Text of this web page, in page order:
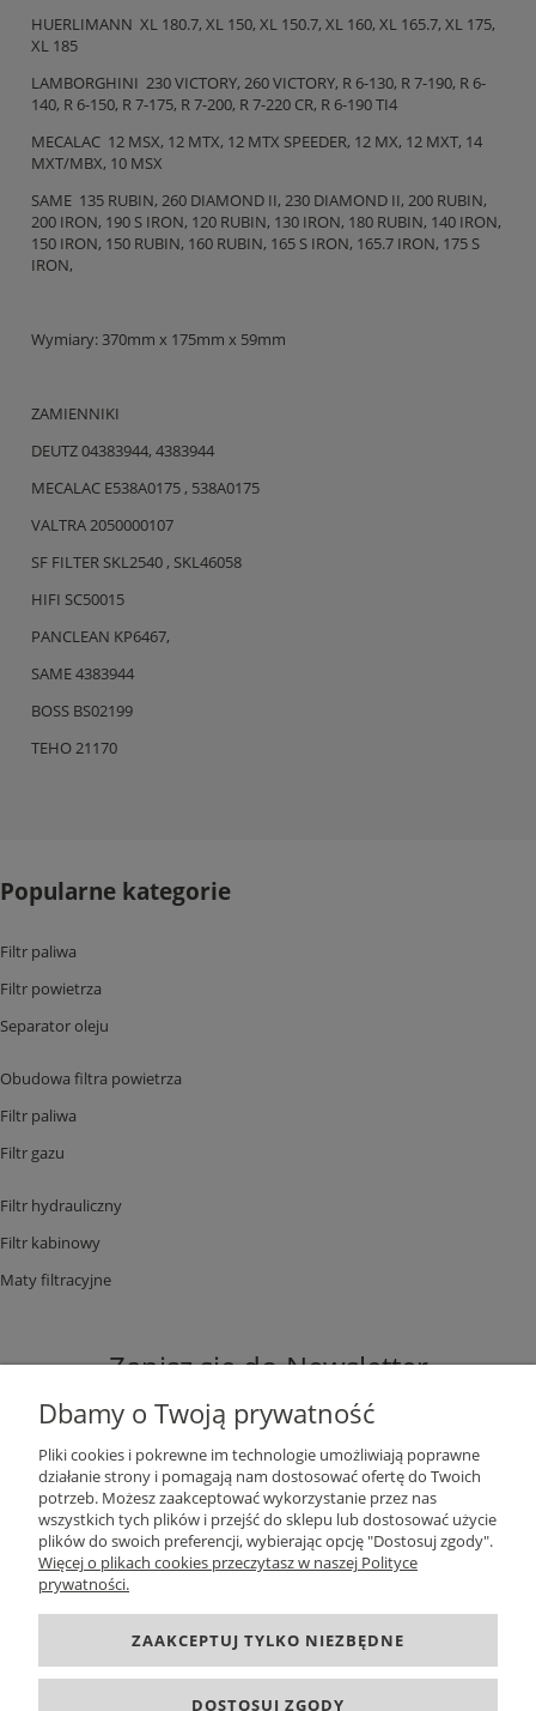
HUERLIMANN XL 180.7, XL 150, XL 150.7, XL 160, XL 165.7, XL 175,
XL 185
LAMBORGHINI 230 VICTORY, 260 VICTORY, R 6-130, R 7-190, R 6-
140, R 6-150, R 7-175, R 7-200, R 7-220 CR, R 6-190 TI4
MECALAC 12 MSX, 12 MTX, 12 MTX SPEEDER, 12 MX, 12 MXT, 14
MXT/MBX, 10 MSX
SAME 135 RUBIN, 260 DIAMOND II, 230 DIAMOND II, 200 RUBIN,
200 IRON, 190 S IRON, 120 RUBIN, 130 IRON, 180 RUBIN, 140 IRON,
150 IRON, 150 RUBIN, 160 RUBIN, 165 S IRON, 165.7 IRON, 175 S
IRON,
Wymiary: 370mm x 175mm x 59mm
ZAMIENNIKI
DEUTZ 04383944, 4383944
MECALAC E538A0175 , 538A0175
VALTRA 2050000107
SF FILTER SKL2540 , SKL46058
HIFI SC50015
PANCLEAN KP6467,
SAME 4383944
BOSS BS02199
TEHO 21170
Popularne kategorie
Filtr paliwa
Filtr powietrza
Separator oleju
Obudowa filtra powietrza
Filtr paliwa
Filtr gazu
Filtr hydrauliczny
Filtr kabinowy
Maty filtracyjne
Zapisz się do Newsletter
ZAPISZ SIĘ
Dbamy o Twoją prywatność
Pliki cookies i pokrewne im technologie umożliwiają poprawne
działanie strony i pomagają nam dostosować ofertę do Twoich
potrzeb. Możesz zaakceptować wykorzystanie przez nas
wszystkich tych plików i przejść do sklepu lub dostosować użycie
plików do swoich preferencji, wybierając opcję "Dostosuj zgody".
Więcej o plikach cookies przeczytasz w naszej Polityce
prywatności.
ZAAKCEPTUJ TYLKO NIEZBĘDNE
DOSTOSUJ ZGODY